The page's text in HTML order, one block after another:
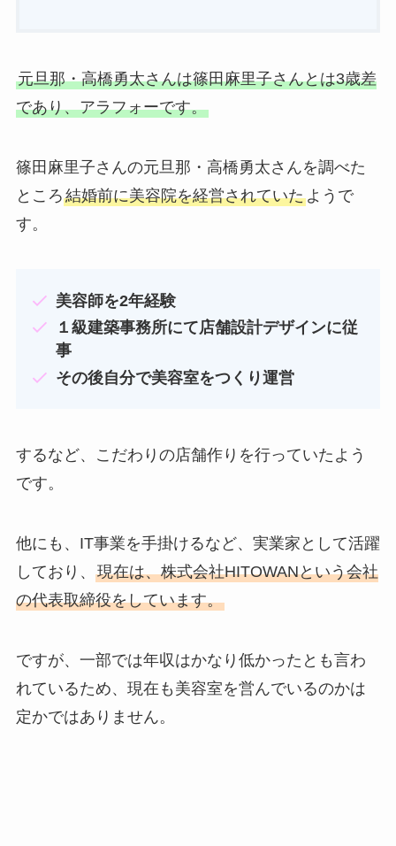
元旦那・高橋勇太さんは篠田麻里子さんとは3歳差
であり、アラフォーです。
篠田麻里子さんの元旦那・高橋勇太さんを調べた
ところ結婚前に美容院を経営されていたようで
す。
美容師を2年経験
１級建築事務所にて店舗設計デザインに従
事
その後自分で美容室をつくり運営
するなど、こだわりの店舗作りを行っていたよう
です。
他にも、IT事業を手掛けるなど、実業家として活躍
しており、 現在は、株式会社HITOWANという会社
の代表取締役をしています。
ですが、一部では年収はかなり低かったとも言わ
れているため、現在も美容室を営んでいるのかは
定かではありません。